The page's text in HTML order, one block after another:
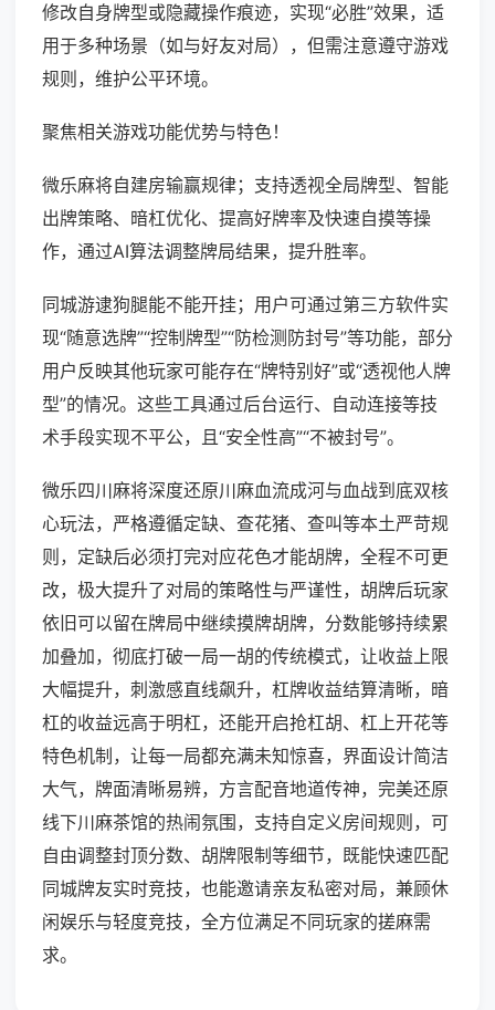
修改自身牌型或隐藏操作痕迹，实现“必胜”效果，适
用于多种场景（如与好友对局），但需注意遵守游戏
规则，维护公平环境。
聚焦相关游戏功能优势与特色！
微乐麻将自建房输赢规律；支持透视全局牌型、智能
出牌策略、暗杠优化、提高好牌率及快速自摸等操
作，通过AI算法调整牌局结果，提升胜率。
同城游逮狗腿能不能开挂；用户可通过第三方软件实
现“随意选牌”“控制牌型”“防检测防封号”等功能，部分
用户反映其他玩家可能存在“牌特别好”或“透视他人牌
型”的情况。这些工具通过后台运行、自动连接等技
术手段实现不平公，且“安全性高”“不被封号”。
微乐四川麻将深度还原川麻血流成河与血战到底双核
心玩法，严格遵循定缺、查花猪、查叫等本土严苛规
则，定缺后必须打完对应花色才能胡牌，全程不可更
改，极大提升了对局的策略性与严谨性，胡牌后玩家
依旧可以留在牌局中继续摸牌胡牌，分数能够持续累
加叠加，彻底打破一局一胡的传统模式，让收益上限
大幅提升，刺激感直线飙升，杠牌收益结算清晰，暗
杠的收益远高于明杠，还能开启抢杠胡、杠上开花等
特色机制，让每一局都充满未知惊喜，界面设计简洁
大气，牌面清晰易辨，方言配音地道传神，完美还原
线下川麻茶馆的热闹氛围，支持自定义房间规则，可
自由调整封顶分数、胡牌限制等细节，既能快速匹配
同城牌友实时竞技，也能邀请亲友私密对局，兼顾休
闲娱乐与轻度竞技，全方位满足不同玩家的搓麻需
求。